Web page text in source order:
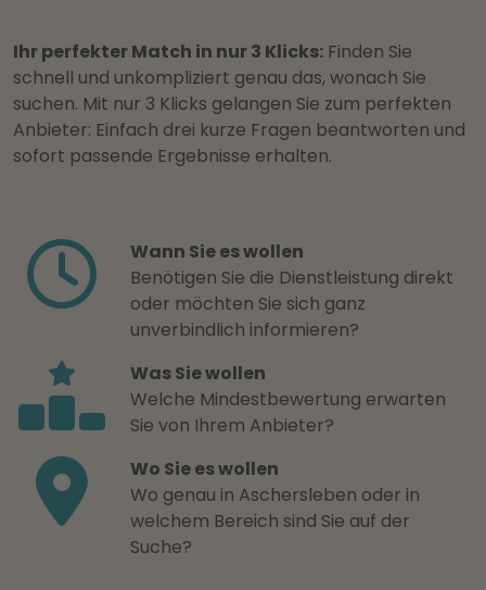
Ihr perfekter Match in nur 3 Klicks: Finden Sie
schnell und unkompliziert genau das, wonach Sie
suchen. Mit nur 3 Klicks gelangen Sie zum perfekten
Anbieter: Einfach drei kurze Fragen beantworten und
sofort passende Ergebnisse erhalten.
Wann Sie es wollen
Benötigen Sie die Dienstleistung direkt
oder möchten Sie sich ganz
unverbindlich informieren?
Was Sie wollen
Welche Mindestbewertung erwarten
Sie von Ihrem Anbieter?
Wo Sie es wollen
Wo genau in Aschersleben oder in
welchem Bereich sind Sie auf der
Suche?